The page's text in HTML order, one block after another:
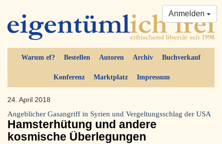
Warum ef? Bestellen Autoren Archiv Buchverkauf
Konferenz Marktplatz Impressum
Anmelden
24. April 2018
Angeblicher Gasangriff in Syrien und Vergeltungsschlag der USA
Hamsterhütung und andere
kosmische Überlegungen